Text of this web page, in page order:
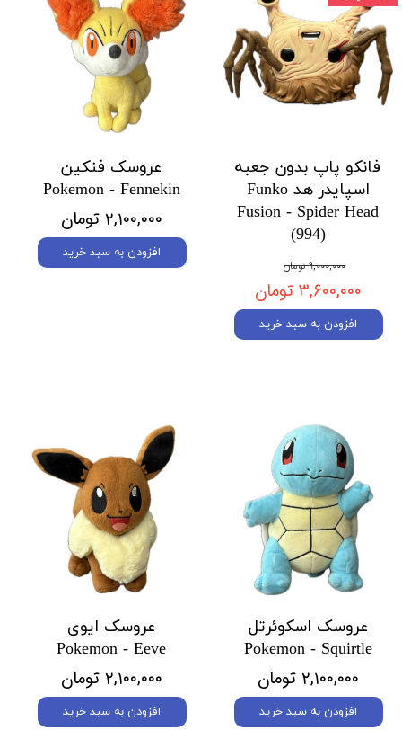
فانکو پاپ بدون جعبه
اسپایدر هد Funko
Fusion - Spider Head
(994)
۹,۰۰۰,۰۰۰ تومان
۳,۶۰۰,۰۰۰ تومان
افزودن به سبد خرید
عروسک فنکین
Pokemon - Fennekin
۲,۱۰۰,۰۰۰ تومان
افزودن به سبد خرید
عروسک اسکوئرتل
Pokemon - Squirtle
۲,۱۰۰,۰۰۰ تومان
افزودن به سبد خرید
عروسک ایوی
Pokemon - Eeve
۲,۱۰۰,۰۰۰ تومان
افزودن به سبد خرید